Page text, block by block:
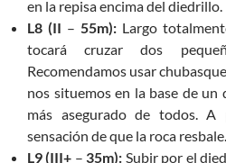
en la repisa encima del diedrillo.
L8 (II – 55m): Largo
tocará cruzar dos
Recomendamos usar
nos situemos en la base de un
más asegurado de todos.
sensación de que la roca resbale.
L9 (III+ – 35m): Subir por el